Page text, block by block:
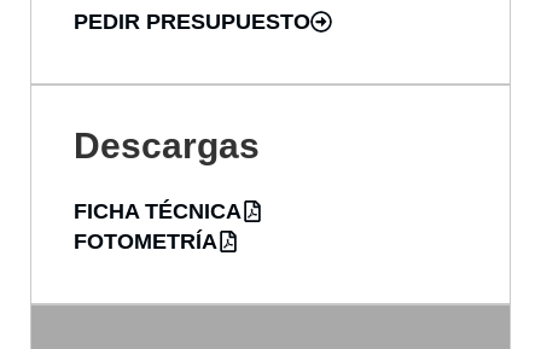
PEDIR PRESUPUESTO
Descargas
FICHA TÉCNICA
FOTOMETRÍA